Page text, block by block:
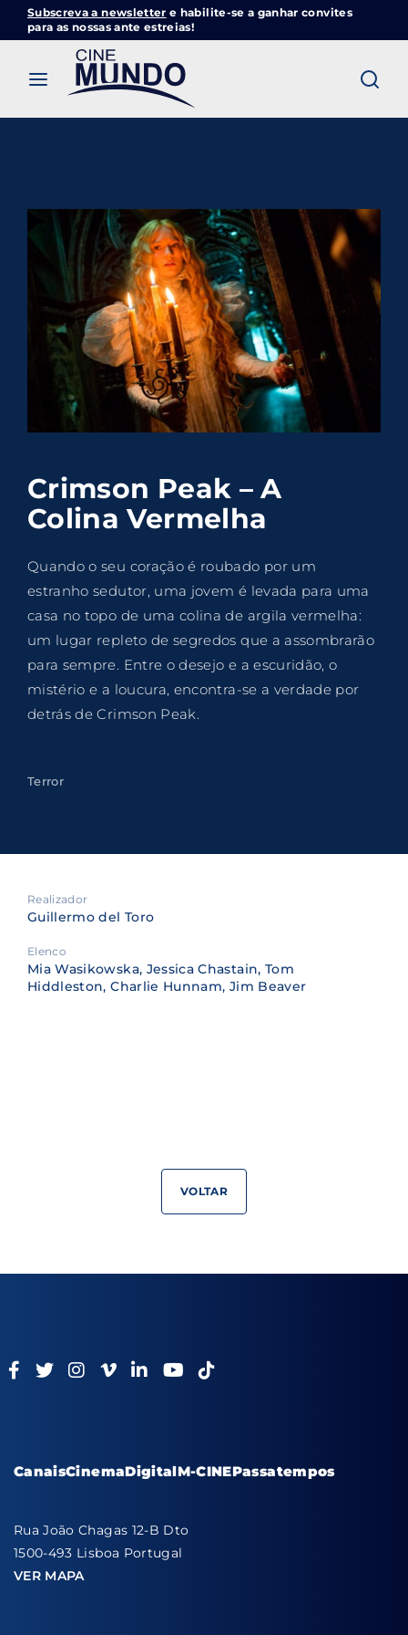
Subscreva a newsletter e habilite-se a ganhar convites
para as nossas ante estreias!
Crimson Peak – A
Colina Vermelha
Quando o seu coração é roubado por um
estranho sedutor, uma jovem é levada para uma
casa no topo de uma colina de argila vermelha:
um lugar repleto de segredos que a assombrarão
para sempre. Entre o desejo e a escuridão, o
mistério e a loucura, encontra-se a verdade por
detrás de Crimson Peak.
Terror
Realizador
Guillermo del Toro
Elenco
Mia Wasikowska, Jessica Chastain, Tom
Hiddleston, Charlie Hunnam, Jim Beaver
VOLTAR
CanaisCinemaDigitalM-CINEPassatempos
Rua João Chagas 12-B Dto
1500-493 Lisboa Portugal
VER MAPA
Cinemundo – Onde O Cinema Acontece
Login
Password
SIGN IN
Remember Me
Lost Your Password?
By signing in, you agree to
conditionsand ourprivacy policy.